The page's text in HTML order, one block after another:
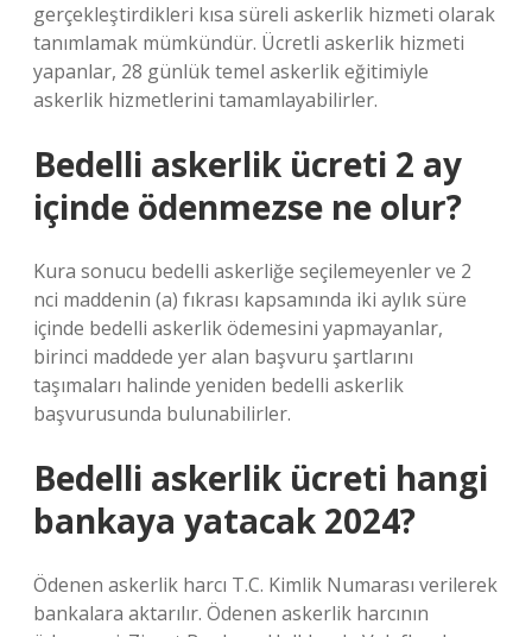
gerçekleştirdikleri kısa süreli askerlik hizmeti olarak
tanımlamak mümkündür. Ücretli askerlik hizmeti
yapanlar, 28 günlük temel askerlik eğitimiyle
askerlik hizmetlerini tamamlayabilirler.
Bedelli askerlik ücreti 2 ay
içinde ödenmezse ne olur?
Kura sonucu bedelli askerliğe seçilemeyenler ve 2
nci maddenin (a) fıkrası kapsamında iki aylık süre
içinde bedelli askerlik ödemesini yapmayanlar,
birinci maddede yer alan başvuru şartlarını
taşımaları halinde yeniden bedelli askerlik
başvurusunda bulunabilirler.
Bedelli askerlik ücreti hangi
bankaya yatacak 2024?
Ödenen askerlik harcı T.C. Kimlik Numarası verilerek
bankalara aktarılır. Ödenen askerlik harcının